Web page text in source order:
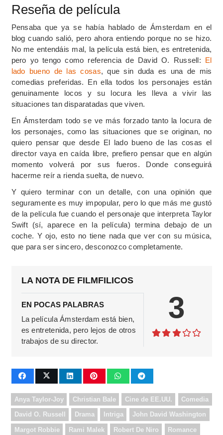
Reseña de película
Pensaba que ya se había hablado de Ámsterdam en el
blog cuando salió, pero ahora entiendo porque no se hizo.
No me entendáis mal, la película está bien, es entretenida,
pero yo tengo como referencia de David O. Russell: El
lado bueno de las cosas, que sin duda es una de mis
comedias preferidas. En ella todos los personajes están
genuinamente locos y su locura les lleva a vivir las
situaciones tan disparatadas que viven.
En Ámsterdam todo se ve más forzado tanto la locura de
los personajes, como las situaciones que se originan, no
quiero pensar que desde El lado bueno de las cosas el
director vaya en caída libre, prefiero pensar que en algún
momento volverá por sus fueros. Donde conseguirá
hacerme reír a rienda suelta, de nuevo.
Y quiero terminar con un detalle, con una opinión que
seguramente es muy impopular, pero lo que más me gustó
de la película fue cuando el personaje que interpreta Taylor
Swift (sí, aparece en la película) termina debajo de un
coche. Y ojo, esto no tiene nada que ver con su música,
que para ser sincero, desconozco completamente.
LA NOTA DE FILMFILICOS
EN POCAS PALABRAS
La película Ámsterdam está bien,
es entretenida, pero lejos de otros
trabajos de su director.
3
Anya Taylor-Joy Christian Bale Cine de EE.UU. Comedia
David O. Russell Drama Intriga John David Washington
Margot Robbie Rami Malek Robert De Niro Romance